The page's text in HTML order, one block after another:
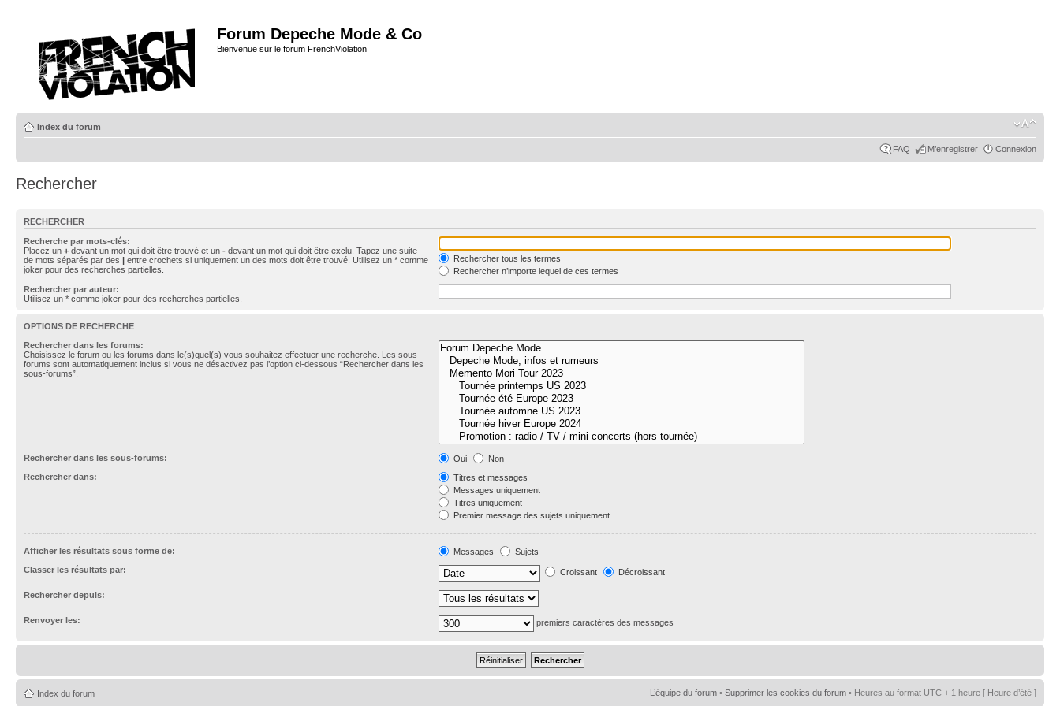
Forum Depeche Mode & Co
Bienvenue sur le forum FrenchViolation
Index du forum
FAQ M’enregistrer Connexion
Rechercher
RECHERCHER
Recherche par mots-clés:
Placez un + devant un mot qui doit être trouvé et un - devant un mot qui doit être exclu. Tapez une suite
de mots séparés par des | entre crochets si uniquement un des mots doit être trouvé. Utilisez un * comme
joker pour des recherches partielles.
Rechercher tous les termes
Rechercher n’importe lequel de ces termes
Rechercher par auteur:
Utilisez un * comme joker pour des recherches partielles.
OPTIONS DE RECHERCHE
Rechercher dans les forums:
Choisissez le forum ou les forums dans le(s)quel(s) vous souhaitez effectuer une recherche. Les sous-
forums sont automatiquement inclus si vous ne désactivez pas l’option ci-dessous “Rechercher dans les
sous-forums”.
Rechercher dans les sous-forums: Oui
Non
Rechercher dans:
Titres et messages
Messages uniquement
Titres uniquement
Premier message des sujets uniquement
Afficher les résultats sous forme de: Messages
Sujets
Classer les résultats par:
Croissant Décroissant
Rechercher depuis:
Renvoyer les: premiers caractères des messages
Index du forum L’équipe du forum • Supprimer les cookies du forum • Heures au format UTC + 1 heure [ Heure d’été ]